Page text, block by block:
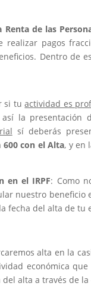
de las
realizar pagos
Dentro de
si tuactividad es
así la
sí deberás
600 con el Alta, y en
en el IRPF: Como
nuestro beneficio
fecha del alta de tu
alta en la
económica
alta a través de la